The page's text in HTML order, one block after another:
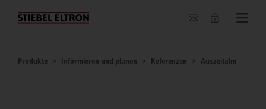
Unternehmen
Produkte Informieren und planen Referenzen Auszeitalm